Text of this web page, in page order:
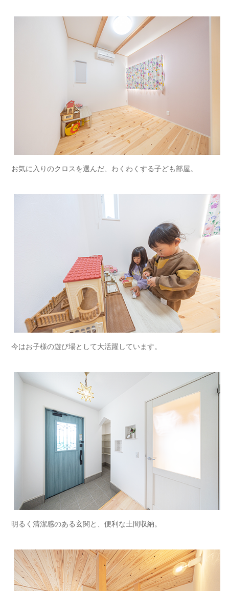
お気に入りのクロスを選んだ、わくわくする子ども部屋。
今はお子様の遊び場として大活躍しています。
明るく清潔感のある玄関と、便利な土間収納。